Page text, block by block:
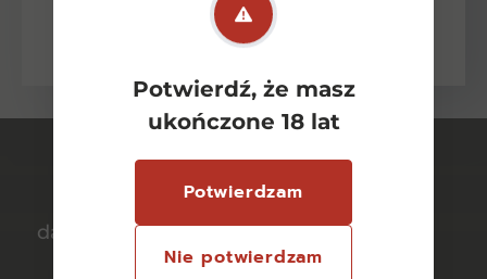
Potwierdź, że masz
ukończone 18 lat
Potwierdzam
Nie potwierdzam
zasadami ochrony danych osobowych
wyrażonych w Polityce Prywatności.
darmowa dostawa
od 700 zł
bezpieczny
transport